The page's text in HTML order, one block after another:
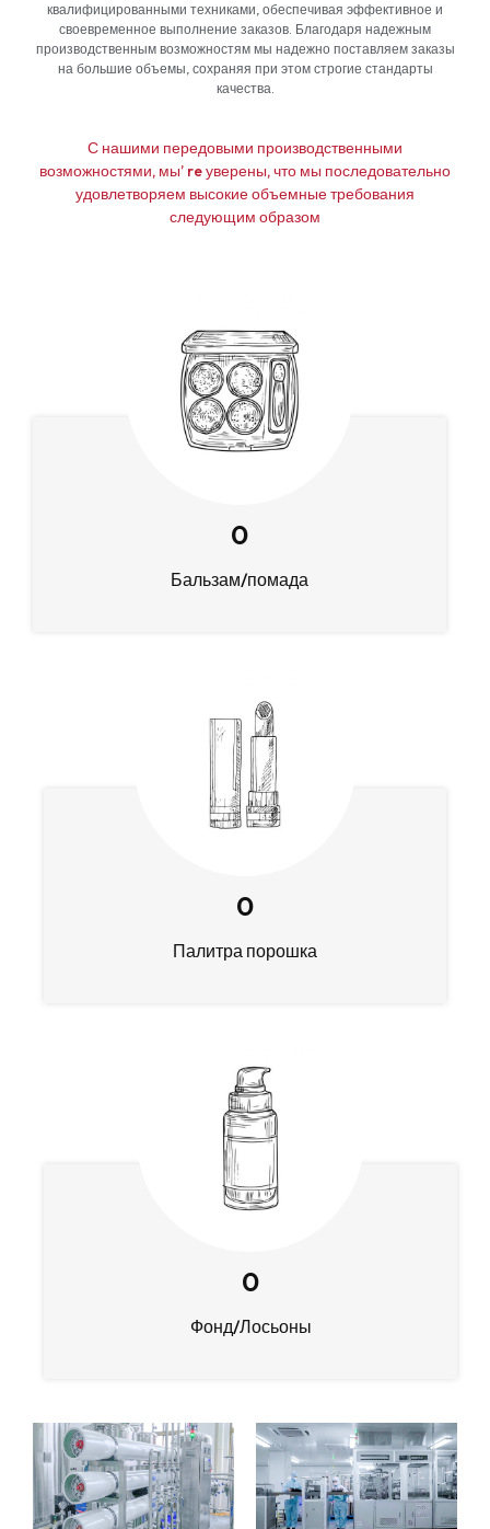
квалифицированными техниками, обеспечивая эффективное и
своевременное выполнение заказов. Благодаря надежным
производственным возможностям мы надежно поставляем заказы
на большие объемы, сохраняя при этом строгие стандарты
качества.
С нашими передовыми производственными
возможностями, мы’ re уверены, что мы последовательно
удовлетворяем высокие объемные требования
следующим образом
0
Бальзам/помада
0
Палитра порошка
0
Фонд/Лосьоны